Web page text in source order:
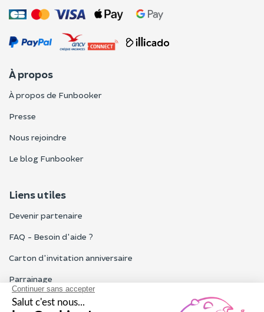
À propos
À propos de Funbooker
Presse
Nous rejoindre
Le blog Funbooker
Liens utiles
Devenir partenaire
FAQ - Besoin d'aide ?
Carton d'invitation anniversaire
Parrainage
Tous les avis Funbooker